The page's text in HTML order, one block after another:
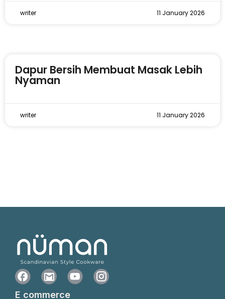
writer 11 January 2026
Dapur Bersih Membuat Masak Lebih
Nyaman
writer 11 January 2026
E commerce